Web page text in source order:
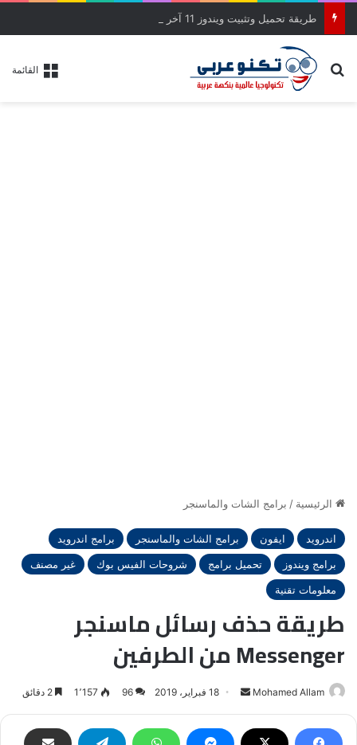
القائمة بحث عن
الرئيسية / برامج الشات والماسنجر
اندرويد ايفون برامج الشات والماسنجر
برامج اندرويد
برامج ويندوز
تحميل برامج شروحات الفيس بوك
غير مصنف
معلومات تقنية
طريقة حذف رسائل ماسنجر
Messenger من الطرفين
Mohamed Allam
أرسل
إلكترونيا
18 فبراير، 2019 96 1٬157